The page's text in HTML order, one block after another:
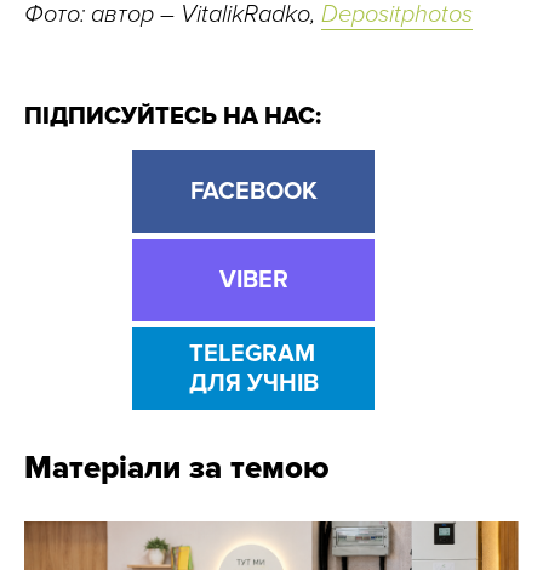
Фото: автор – VitalikRadko, Depositphotos
ПІДПИСУЙТЕСЬ НА НАС:
FACEBOOK
VIBER
TELEGRAM
ДЛЯ УЧНІВ
Матеріали за темою